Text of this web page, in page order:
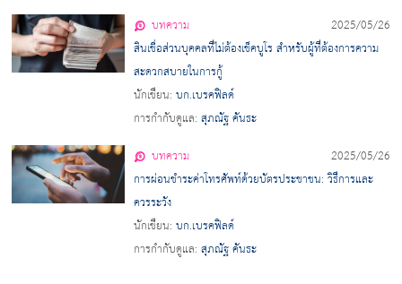
บทความ
2025/05/26
สินเชื่อส่วนบุคคลที่ไม่ต้องเช็คบูโร สำหรับผู้ที่ต้องการความ
สะดวกสบายในการกู้
นักเขียน:บก.เบรคฟิลด์
การกำกับดูแล:สุภณัฐ คันธะ
บทความ
2025/05/26
การผ่อนชำระค่าโทรศัพท์ด้วยบัตรประชาชน: วิธีการและ
ควรระวัง
นักเขียน:บก.เบรคฟิลด์
การกำกับดูแล:สุภณัฐ คันธะ